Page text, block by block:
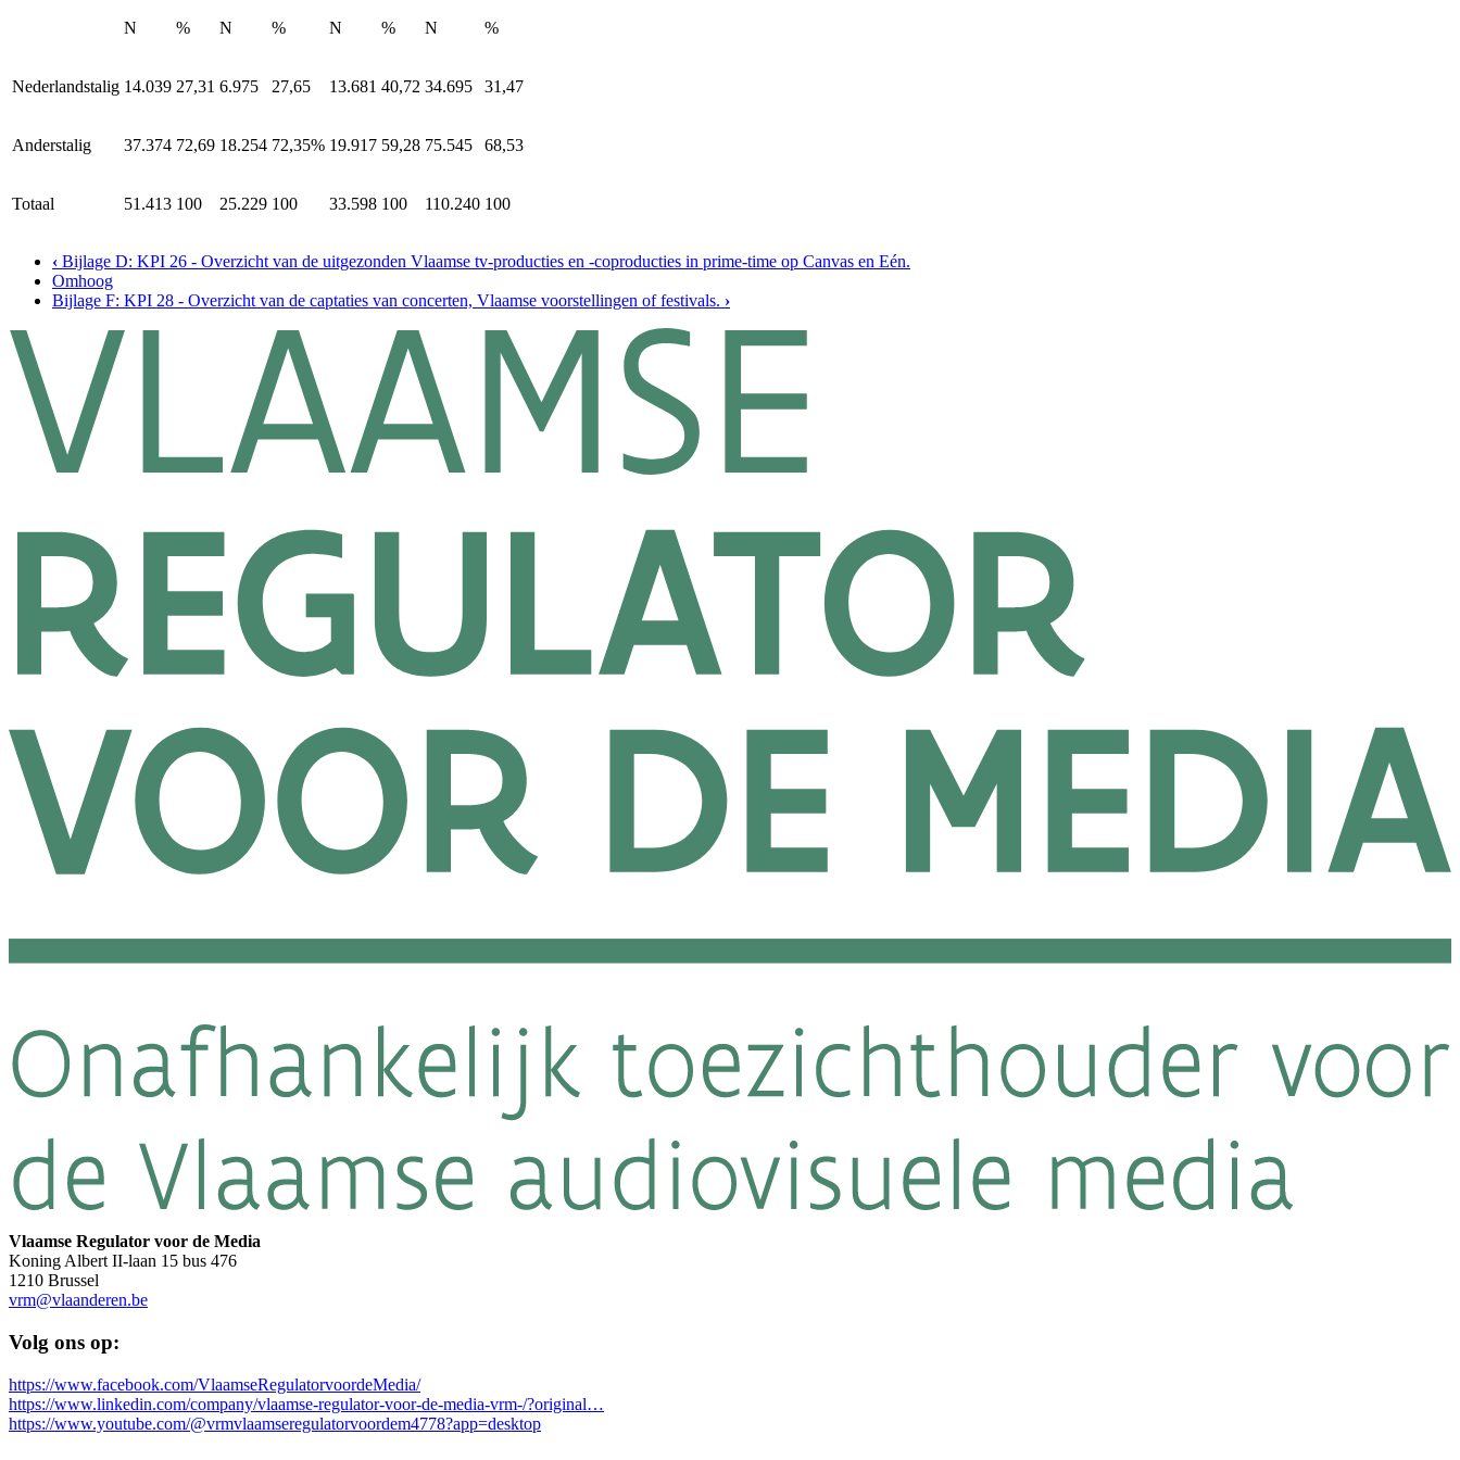
N % N % N % N %
Nederlandstalig 14.039 27,31 6.975 27,65 13.681 40,72 34.695 31,47
Anderstalig 37.374 72,69 18.254 72,35% 19.917 59,28 75.545 68,53
Totaal 51.413 100 25.229 100 33.598 100 110.240 100
‹ Bijlage D: KPI 26 - Overzicht van de uitgezonden Vlaamse tv-producties en -coproducties in prime-time op Canvas en Eén.
Omhoog
Bijlage F: KPI 28 - Overzicht van de captaties van concerten, Vlaamse voorstellingen of festivals. ›
Vlaamse Regulator voor de Media
Koning Albert II-laan 15 bus 476
1210 Brussel
vrm@vlaanderen.be
Volg ons op:
https://www.facebook.com/VlaamseRegulatorvoordeMedia/
https://www.linkedin.com/company/vlaamse-regulator-voor-de-media-vrm-/?original…
https://www.youtube.com/@vrmvlaamseregulatorvoordem4778?app=desktop